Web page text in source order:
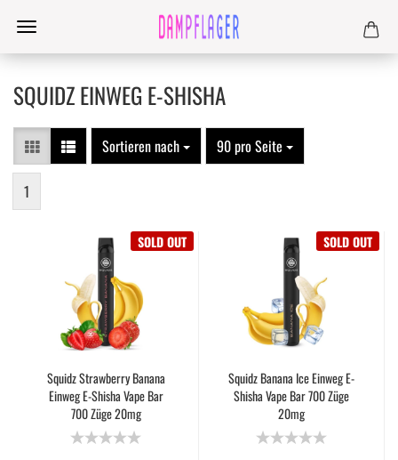
SQUIDZ EINWEG E-SHISHA
Sortieren nach 90 pro Seite
1
SOLD OUT
Squidz Strawberry Banana
Einweg E-Shisha Vape Bar
700 Züge 20mg
SOLD OUT
Squidz Banana Ice Einweg E-
Shisha Vape Bar 700 Züge
20mg